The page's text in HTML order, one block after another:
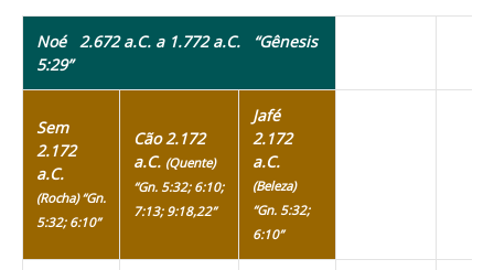
Noé 2.672 a.C. a 1.772 a.C.
“Gênesis
5:29”
Sem
2.172
a.C.
(Rocha) “Gn.
5:32; 6:10”
Cão 2.172
a.C. (Quente)
“Gn. 5:32; 6:10;
7:13; 9:18,22”
Jafé
2.172
a.C.
(Beleza)
“Gn. 5:32;
6:10”